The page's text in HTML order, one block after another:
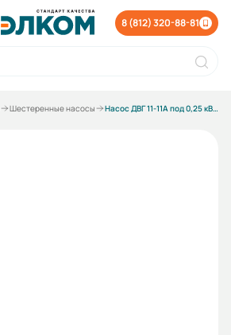
8 (812) 320-88-81
Шестеренные насосы Насос ДВГ 11-11А под 0,25 кВт без электродвигателя